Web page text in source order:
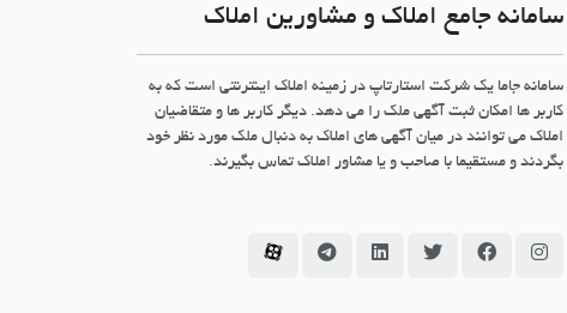
سامانه جامع املاک و مشاورین املاک
سامانه جاما یک شرکت استارتاپ در زمینه املاک اینترنتی است که به
کاربر ها امکان ثبت آگهی ملک را می دهد. دیگر کاربر ها و متقاضیان
املاک می توانند در میان آگهی های املاک به دنبال ملک مورد نظر خود
بگردند و مستقیما با صاحب و یا مشاور املاک تماس بگیرند.
سامانه جاما در اینستاگرام
سامانه جاما در فیسبوک
سامانه جاما در توئیتر
سامانه جاما در لینکداین
سامانه جاما در تلگرام
سامانه جاما در آپارات